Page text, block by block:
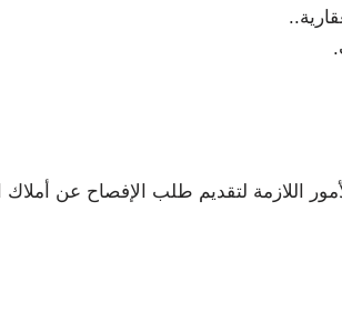
اللازمة لتقديم طلب الإفصاح عن